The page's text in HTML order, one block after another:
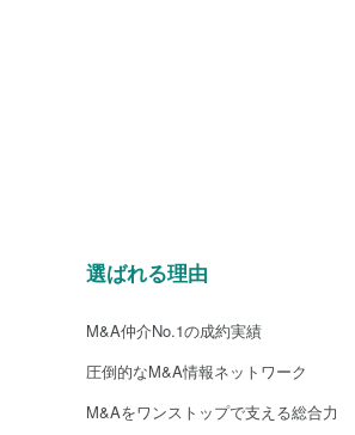
選ばれる理由
M&A仲介No.1の成約実績
圧倒的なM&A情報ネットワーク
M&Aをワンストップで支える総合力